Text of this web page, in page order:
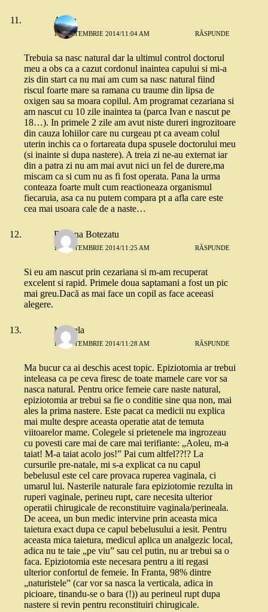
Alexa
10 SEPTEMBRIE 2014/11:04 AM RĂSPUNDE
Trebuia sa nasc natural dar la ultimul control doctorul
meu a obs ca a cazut cordonul inaintea capului si mi-a
zis din start ca nu mai am cum sa nasc natural fiind
riscul foarte mare sa ramana cu traume din lipsa de
oxigen sau sa moara copilul. Am programat cezariana si
am nascut cu 10 zile inaintea ta (parca Ivan e nascut pe
18…). In primele 2 zile am avut niste dureri ingrozitoare
din cauza lohiilor care nu curgeau pt ca aveam colul
uterin inchis ca o fortareata dupa spusele doctorului meu
(si inainte si dupa nastere). A treia zi ne-au externat iar
din a patra zi nu am mai avut nici un fel de durere,ma
miscam ca si cum nu as fi fost operata. Pana la urma
conteaza foarte mult cum reactioneaza organismul
fiecaruia, asa ca nu putem compara pt a afla care este
cea mai usoara cale de a naste…
Roxana Botezatu
10 SEPTEMBRIE 2014/11:25 AM RĂSPUNDE
Si eu am nascut prin cezariana si m-am recuperat
excelent si rapid. Primele doua saptamani a fost un pic
mai greu.Dacă as mai face un copil as face aceeasi
alegere.
Mihaela
10 SEPTEMBRIE 2014/11:28 AM RĂSPUNDE
Ma bucur ca ai deschis acest topic. Epiziotomia ar trebui
inteleasa ca pe ceva firesc de toate mamele care vor sa
nasca natural. Pentru orice femeie care naste natural,
epiziotomia ar trebui sa fie o conditie sine qua non, mai
ales la prima nastere. Este pacat ca medicii nu explica
mai multe despre aceasta operatie atat de temuta
viitoarelor mame. Colegele si prietenele ma ingrozeau
cu povesti care mai de care mai terifiante: „Aoleu, m-a
taiat! M-a taiat acolo jos!” Pai cum altfel??!? La
cursurile pre-natale, mi s-a explicat ca nu capul
bebelusul este cel care provaca ruperea vaginala, ci
umarul lui. Nasterile naturale fara epiziotomie rezulta in
ruperi vaginale, perineu rupt, care necesita ulterior
operatii chirugicale de reconstituire vaginala/perineala.
De aceea, un bun medic intervine prin aceasta mica
taietura exact dupa ce capul bebelusului a iesit. Pentru
aceasta mica taietura, medicul aplica un analgezic local,
adica nu te taie „pe viu” sau cel putin, nu ar trebui sa o
faca. Epiziotomia este necesara pentru a iti regasi
ulterior confortul de femeie. In Franta, 98% dintre
„naturistele” (car vor sa nasca la verticala, adica in
picioare, tinandu-se o bara (!)) au perineul rupt dupa
nastere si revin pentru reconstituiri chirugicale.